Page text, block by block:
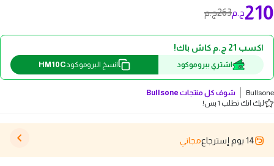
263ج.م 210ج.م
اكسب 21 ج.م كاش باك!
اشتري ببروموكود انسخ البروموكود HM10C
Bullsone شوف كل منتجات Bullsone
ليك انك تطلب 1 بس!
14 يوم إسترجاع مجاني